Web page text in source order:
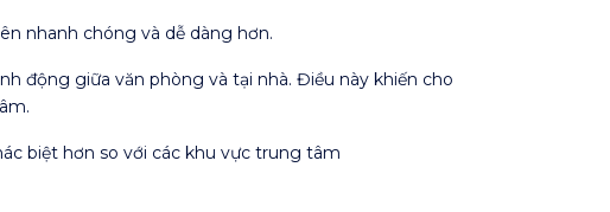
nhanh chóng và dễ dàng hơn.
động giữa văn phòng và tại nhà. Điều này khiến cho
biệt hơn so với các khu vực trung tâm